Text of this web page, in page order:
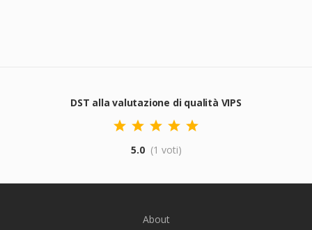
DST alla valutazione di qualità VIPS
5.0 (1 voti)
About